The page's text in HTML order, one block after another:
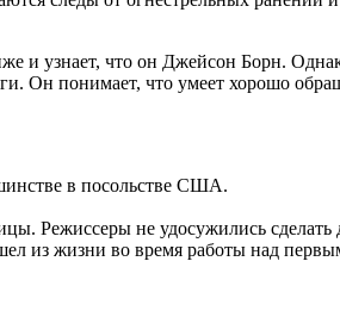
и узнает, что он Джейсон Борн.
Он понимает, что умеет хорошо
в посольстве США.
Режиссеры не удосужились сделать
из жизни во время работы над